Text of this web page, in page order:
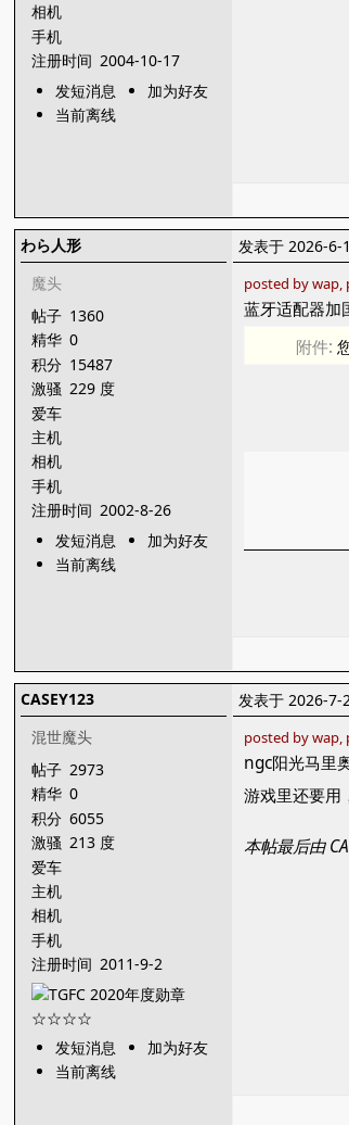
相机
手机
注册时间 2004-10-17
发短消息
加为好友
当前离线
わら人形
魔头
帖子 1360
精华 0
积分 15487
激骚 229 度
爱车
主机
相机
手机
注册时间 2002-8-26
发短消息
加为好友
当前离线
发表于 2026-6-
posted by wap,
蓝牙适配器加
附件:
CASEY123
混世魔头
帖子 2973
精华 0
积分 6055
激骚 213 度
爱车
主机
相机
手机
注册时间 2011-9-2
发短消息
加为好友
当前离线
发表于 2026-7-
posted by wap,
ngc阳光马里
游戏里还要用
本帖最后由